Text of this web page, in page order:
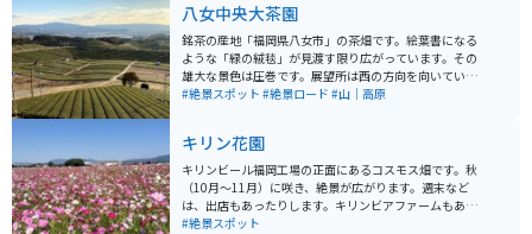
八女中央大茶園
銘茶の産地「福岡県八女市」の茶畑です。絵葉書になる
ような「緑の絨毯」が見渡す限り広がっています。その
雄大な景色は圧巻です。展望所は西の方向を向いている
ので、日が暮れていく様子が見える夕方がオススメで
#絶景スポット #絶景ロード #山｜高原
キリン花園
キリンビール福岡工場の正面にあるコスモス畑です。秋
（10月〜11月）に咲き、絶景が広がります。週末など
は、出店もあったりします。キリンビアファームもあ
り、飲食することも可能です。予約は必要ですが、キリ
#絶景スポット